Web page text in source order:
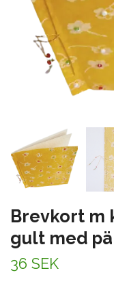
Brevkort m
gult med
36 SEK